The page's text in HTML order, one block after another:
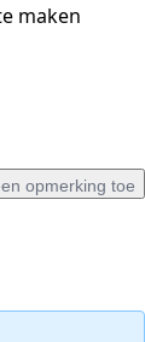
maken
opmerking toe